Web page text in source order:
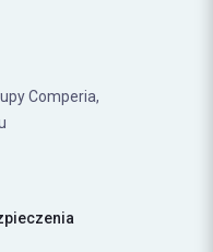
Comperia,